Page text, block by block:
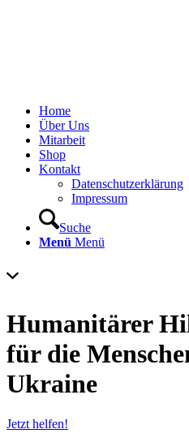
Home
Über Uns
Mitarbeit
Shop
Kontakt
Datenschutzerklärung
Impressum
Suche
Menü Menü
Humanitärer
für die
Ukraine
Jetzt helfen!